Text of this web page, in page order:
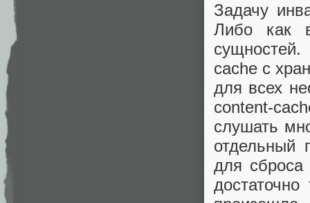
Задачу
Либо как
cache с
для всех
content-
слушать
отдельный
для